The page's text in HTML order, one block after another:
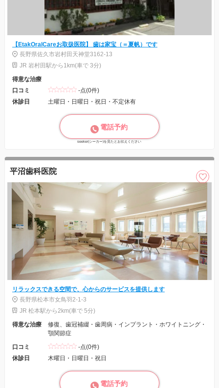
【EtakOralCareお取扱医院】 歯は家宝（＝夏帆）です
長野県佐久市岩村田天神堂3162-13
JR 岩村田駅から1km(車で 3分)
得意な治療
口コミ
-点(0件)
休診日
土曜日・日曜日・祝日・不定休有
電話予約
seeker(シーカー)を見たとお伝えください
平沼歯科医院
リラックスできる空間で、心からのサービスを提供します
長野県松本市女鳥羽2-1-3
JR 松本駅から2km(車で 5分)
得意な治療
修復、歯冠補綴・歯周病・インプラント・ホワイトニング・
顎関節症
口コミ
-点(0件)
休診日
木曜日・日曜日・祝日
電話予約